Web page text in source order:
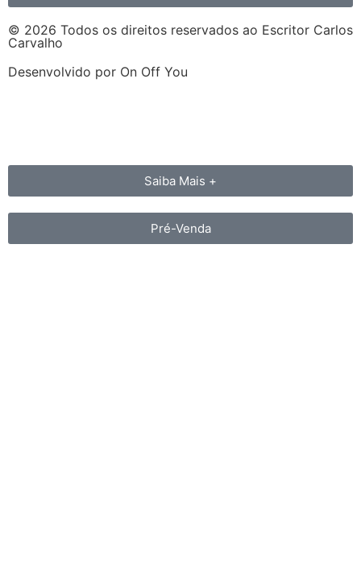
© 2026 Todos os direitos reservados ao Escritor Carlos
Carvalho
Desenvolvido por On Off You
Saiba Mais +
Pré-Venda